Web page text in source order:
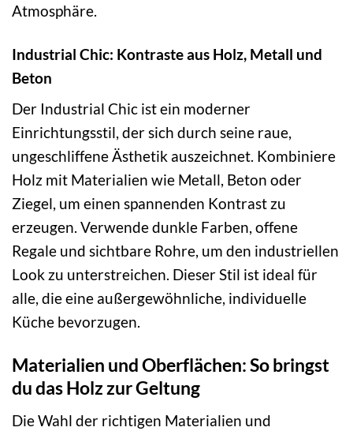
Atmosphäre.
Industrial Chic: Kontraste aus Holz, Metall und
Beton
Der Industrial Chic ist ein moderner
Einrichtungsstil, der sich durch seine raue,
ungeschliffene Ästhetik auszeichnet. Kombiniere
Holz mit Materialien wie Metall, Beton oder
Ziegel, um einen spannenden Kontrast zu
erzeugen. Verwende dunkle Farben, offene
Regale und sichtbare Rohre, um den industriellen
Look zu unterstreichen. Dieser Stil ist ideal für
alle, die eine außergewöhnliche, individuelle
Küche bevorzugen.
Materialien und Oberflächen: So bringst
du das Holz zur Geltung
Die Wahl der richtigen Materialien und